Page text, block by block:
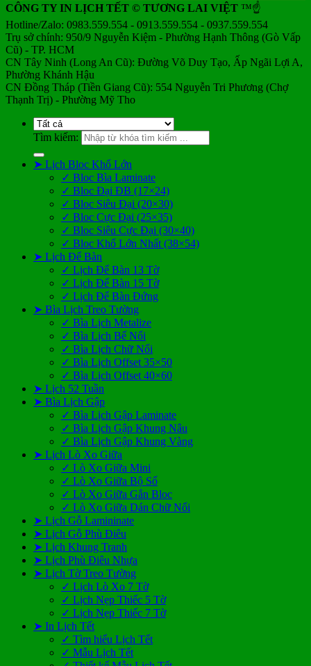
CÔNG TY IN LỊCH TẾT © TƯƠNG LAI VIỆT ™☝️
Hotline/Zalo: 0983.559.554 - 0913.559.554 - 0937.559.554
Trụ sở chính: 950/9 Nguyễn Kiệm - Phường Hạnh Thông (Gò Vấp
Cũ) - TP. HCM
CN Tây Ninh (Long An Cũ): Đường Võ Duy Tạo, Ấp Ngãi Lợi A,
Phường Khánh Hậu
CN Đồng Tháp (Tiền Giang Cũ): 554 Nguyễn Tri Phương (Chợ
Thạnh Trị) - Phường Mỹ Tho
Tìm kiếm:
➤ Lịch Bloc Khổ Lớn
✓ Bloc Bìa Laminate
✓ Bloc Đại ĐB (17×24)
✓ Bloc Siêu Đại (20×30)
✓ Bloc Cực Đại (25×35)
✓ Bloc Siêu Cực Đại (30×40)
✓ Bloc Khổ Lớn Nhất (38×54)
➤ Lịch Để Bàn
✓ Lịch Để Bàn 13 Tờ
✓ Lịch Để Bàn 15 Tờ
✓ Lịch Để Bàn Đứng
➤ Bìa Lịch Treo Tường
✓ Bìa Lịch Metalize
✓ Bìa Lịch Bế Nổi
✓ Bìa Lịch Chữ Nổi
✓ Bìa Lịch Offset 35×50
✓ Bìa Lịch Offset 40×60
➤ Lịch 52 Tuần
➤ Bìa Lịch Gập
✓ Bìa Lịch Gập Laminate
✓ Bìa Lịch Gập Khung Nâu
✓ Bìa Lịch Gập Khung Vàng
➤ Lịch Lò Xo Giữa
✓ Lò Xo Giữa Mini
✓ Lò Xo Giữa Bộ Số
✓ Lò Xo Giữa Gắn Bloc
✓ Lò Xo Giữa Dán Chữ Nổi
➤ Lịch Gỗ Lamininate
➤ Lịch Gỗ Phù Điêu
➤ Lịch Khung Tranh
➤ Lịch Phù Điêu Nhựa
➤ Lịch Tờ Treo Tường
✓ Lịch Lò Xo 7 Tờ
✓ Lịch Nẹp Thiếc 5 Tờ
✓ Lịch Nẹp Thiếc 7 Tờ
➤ In Lịch Tết
✓ Tìm hiểu Lịch Tết
✓ Mẫu Lịch Tết